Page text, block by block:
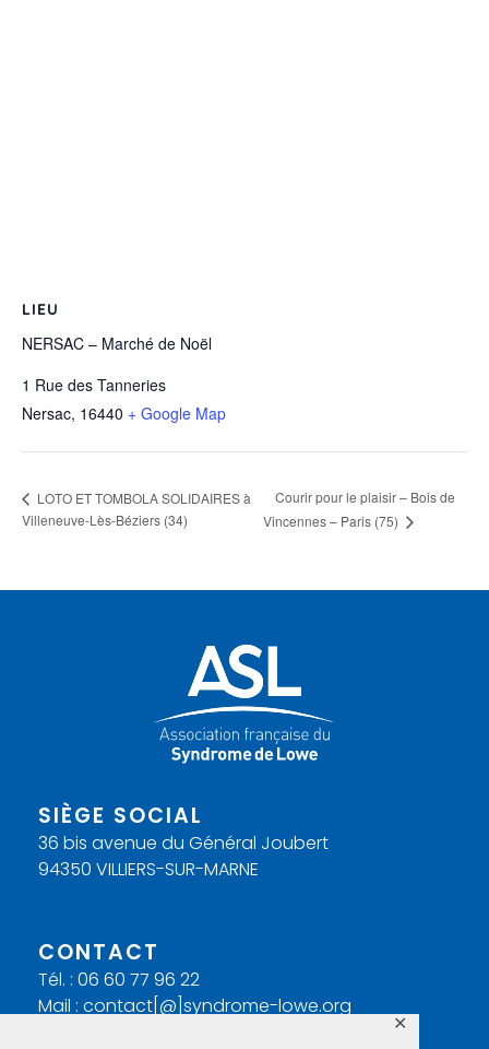
✕
LIEU
NERSAC – Marché de Noël
1 Rue des Tanneries
Nersac, 16440 + Google Map
LOTO ET TOMBOLA SOLIDAIRES à
Villeneuve-Lès-Béziers (34)
Courir pour le plaisir – Bois de
Vincennes – Paris (75)
SIÈGE SOCIAL
36 bis avenue du Général Joubert
94350 VILLIERS-SUR-MARNE
CONTACT
Tél. : 06 60 77 96 22
Mail : contact[@]syndrome-lowe.org